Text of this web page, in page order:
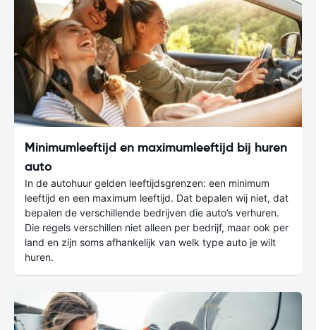
Minimumleeftijd en maximumleeftijd bij huren
auto
In de autohuur gelden leeftijdsgrenzen: een minimum
leeftijd en een maximum leeftijd. Dat bepalen wij niet, dat
bepalen de verschillende bedrijven die auto’s verhuren.
Die regels verschillen niet alleen per bedrijf, maar ook per
land en zijn soms afhankelijk van welk type auto je wilt
huren.